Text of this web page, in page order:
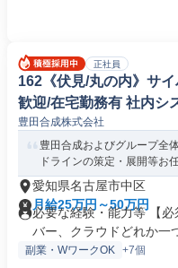
正社員
162《伏見/丸の内》サ
歓迎/在宅勤務有 社内シ
豊田合成株式会社
豊田合成およびグループ全
ドラインの策定・展開等お
愛知県名古屋市中区
月給25万円～50万円
必要な経験・能力等 【
バー、クラウドどれか一
副業・WワークOK +7個